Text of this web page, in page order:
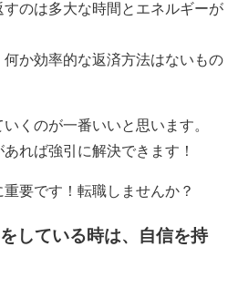
のは多大な時間とエネルギーが
か効率的な返済方法はないもの
くのが一番いいと思います。
れば強引に解決できます！
要です！転職しませんか？
している時は、自信を持